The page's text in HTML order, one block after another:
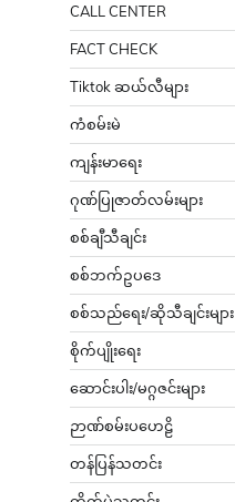
CALL CENTER
FACT CHECK
Tiktok ဆယ်လီများ
ကံစမ်းမဲ
ကျန်းမာရေး
ဂုဏ်ပြုဇာတ်လမ်းများ
စစ်ချီသီချင်း
စစ်ဘက်ဥပဒေ
စစ်သည်ရေး/ဆိုသီချင်းများ
စိုက်ပျိုးရေး
ဆောင်းပါး/မဂ္ဂဇင်းများ
ဉာဏ်စမ်းပဟေဠိ
တန်ပြန်သတင်း